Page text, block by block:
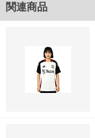
関連商品